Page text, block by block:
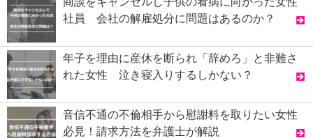
社員 会社の解雇処分に問題はあるのか？
年子を理由に産休を断られ「辞めろ」と非難さ
れた女性 泣き寝入りするしかない？
音信不通の不倫相手から慰謝料を取りたい女性
必見！請求方法を弁護士が解説